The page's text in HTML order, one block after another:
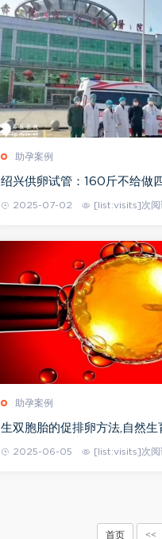
助孕案例
绍兴供卵试管：160斤不给做
是假，了解这几条信息孕妈不
2025-07-02 [list:visits]次阅
助孕案例
生双胞胎的促排卵方法,自然生
2025-06-05 [list:visits]次阅
首页 <<